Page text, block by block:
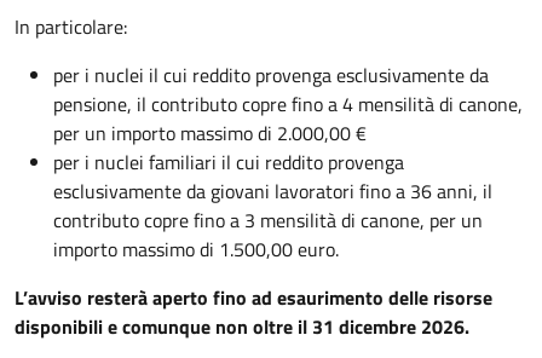
In particolare:
per i nuclei il cui reddito provenga esclusivamente da
pensione, il contributo copre fino a 4 mensilità di canone,
per un importo massimo di 2.000,00 €
per i nuclei familiari il cui reddito provenga
esclusivamente da giovani lavoratori fino a 36 anni, il
contributo copre fino a 3 mensilità di canone, per un
importo massimo di 1.500,00 euro.
L’avviso resterà aperto fino ad esaurimento delle risorse
disponibili e comunque non oltre il 31 dicembre 2026.